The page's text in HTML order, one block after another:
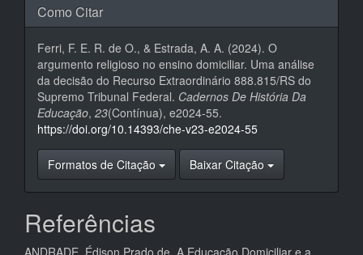
Como Citar
Ferri, F. E. R. de O., & Estrada, A. A. (2024). O
argumento religioso no ensino domiciliar. Uma análise
da decisão do Recurso Extraordinário 888.815/RS do
Supremo Tribunal Federal. Cadernos De História Da
Educação, 23(Contínua), e2024-55.
https://doi.org/10.14393/che-v23-e2024-55
Formatos de Citação Baixar Citação
Referências